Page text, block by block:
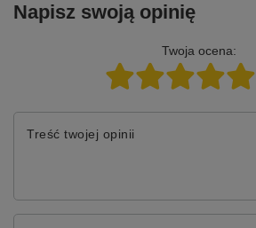
Napisz swoją opinię
Twoja ocena:
Treść twojej opinii